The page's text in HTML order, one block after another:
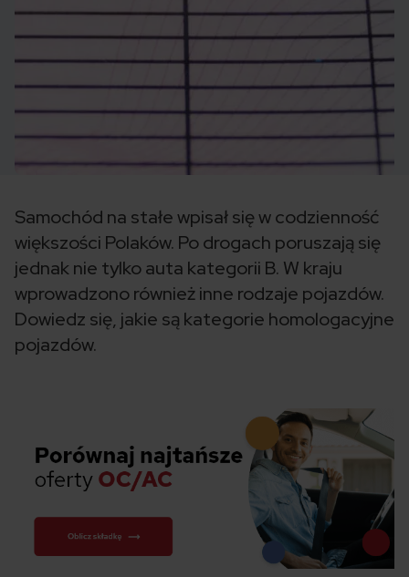
Samochód na stałe wpisał się w codzienność
większości Polaków. Po drogach poruszają się
jednak nie tylko auta kategorii B. W kraju
wprowadzono również inne rodzaje pojazdów.
Dowiedz się, jakie są kategorie homologacyjne
pojazdów.